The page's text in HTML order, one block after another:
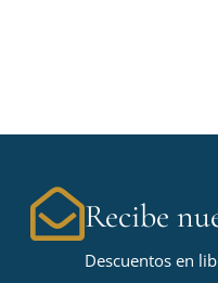
Recibe
Descuentos en